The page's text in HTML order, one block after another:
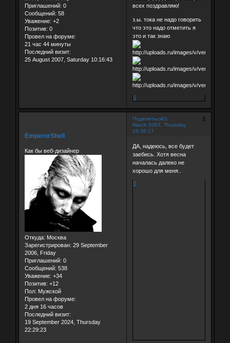
Приглашений: 0
Сообщений: 58
Уважение: +2
Позитив: 0
Провел на форуме:
21 час 44 минуты
Последний визит:
25 August 2007, Saturday 10:16:43
всех поздравляю!
з.ы. тока не надо говорить
что это надо отметить я
это и так знаю
0
Поделиться 4
01
March 2007, Thursday
19:36:17
EmperorShell
Как бы веб-дизайнер
Откуда: Москва
Зарегистрирован: 29 September
2006, Friday
Приглашений: 0
Сообщений: 538
Уважение: +34
Позитив: +12
Пол: Мужской
Провел на форуме:
2 дня 16 часов
Последний визит:
19 September 2024, Thursday
22:29:23
ДА, надеюсь, все будет
заебись. Хотя весна
началась далеко не
хорошо для меня..
0